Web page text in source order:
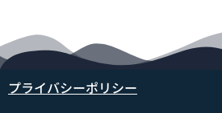
プライバシーポリシー